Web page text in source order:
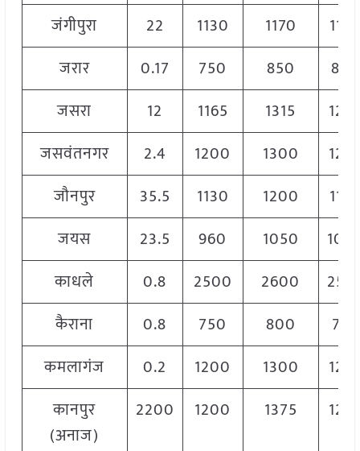
जंगीपुरा
22 1130 1170
जरार
0.17 750 850
800
जसरा
12 1165 1315
जसवंतनगर
2.4 1200 1300
जौनपुर
35.5 1130 1200
जयस
23.5 960 1050
काधले
0.8 2500 2600
कैराना
0.8 750 800
780
कमलागंज
0.2 1200 1300
कानपुर
(अनाज)
2200 1200 1375